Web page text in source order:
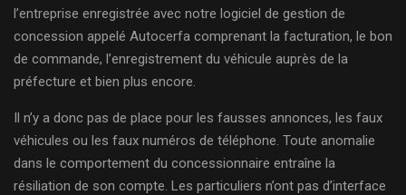
l’entreprise enregistrée avec notre logiciel de gestion de
concession appelé Autocerfa comprenant la facturation, le bon
de commande, l’enregistrement du véhicule auprès de la
préfecture et bien plus encore.
Il n’y a donc pas de place pour les fausses annonces, les faux
véhicules ou les faux numéros de téléphone. Toute anomalie
dans le comportement du concessionnaire entraîne la
résiliation de son compte. Les particuliers n’ont pas d’interface